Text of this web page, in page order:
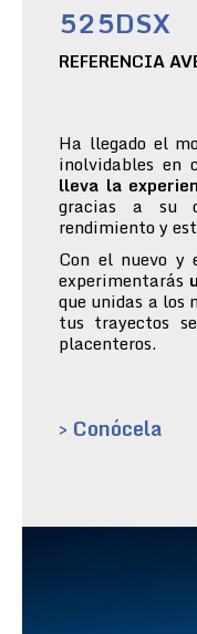
525DSX
REFERENCIA
Ha llegado el
inolvidables en
lleva la
gracias a su
rendimiento y
Con el nuevo y
experimentarás
que unidas a los
tus trayectos
placenteros.
> Conócela